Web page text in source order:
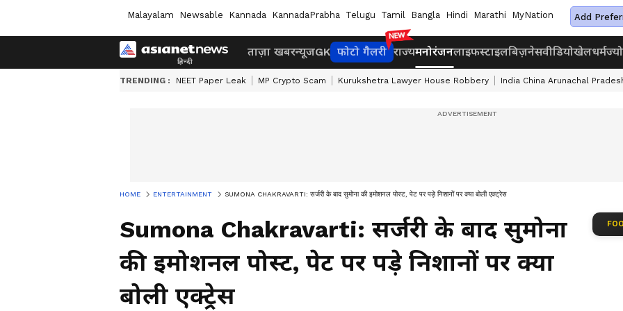
Malayalam Newsable Kannada KannadaPrabha Telugu Tamil Bangla Hindi Marathi MyNation Add
ताज़ा खबरन्यूजGK फोटो गैलरी राज्यमनोरंजनलाइफस्टाइलबिज़नेसवीडियोखेलधर्म
TRENDING : NEET Paper Leak MP Crypto Scam Kurukshetra Lawyer House Robbery India China Arunachal
HOME ENTERTAINMENT SUMONA CHAKRAVARTI: सर्जरी के बाद सुमोना की इमोशनल पोस्ट, पेट पर पड़े निशानों पर क्या बोली एक्ट्रेस
Sumona Chakravarti: सर्जरी के बाद सुमोना
की इमोशनल पोस्ट, पेट पर पड़े निशानों पर क्या
बोली एक्ट्रेस